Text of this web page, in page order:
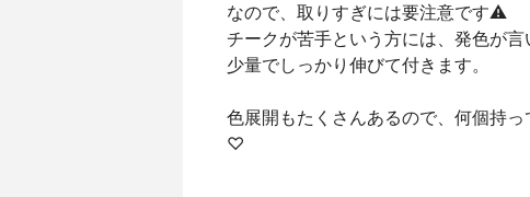
なので、取りすぎには要注意です⚠︎
チークが苦手という方には、発色が
少量でしっかり伸びて付きます。
色展開もたくさんあるので、何個持
♡